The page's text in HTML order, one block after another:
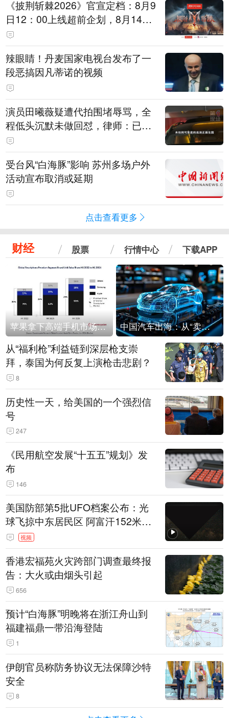
《披荆斩棘2026》官宣定档：8月9
日12：00上线超前企划，8月14日
初见面直播，8月15日、16日两天
进行初舞台直播
辣眼睛！丹麦国家电视台发布了一
段恶搞因凡蒂诺的视频
演员田曦薇疑遭代拍围堵辱骂，全
程低头沉默未做回怼，律师：已超
出公众人物应容忍的合理界限
受台风“白海豚”影响 苏州多场户外
活动宣布取消或延期
点击查看更多
财经 股票 行情中心 下载APP
苹果拿下高端手机市场65%的份额：iPhone 17系列功不可没 中国汽车出海：从“卖出去”到“走进去”
从“福利枪”利益链到深层枪支崇
拜，泰国为何反复上演枪击悲剧？
8
历史性一天，给美国的一个强烈信
号
247
《民用航空发展“十五五”规划》发
布
146
美国防部第5批UFO档案公布：光
球飞掠中东居民区 阿富汗152米三
角形遮蔽星光
视频
香港宏福苑火灾跨部门调查最终报
告：大火或由烟头引起
656
预计“白海豚”明晚将在浙江舟山到
福建福鼎一带沿海登陆
1
伊朗官员称防务协议无法保障沙特
安全
8